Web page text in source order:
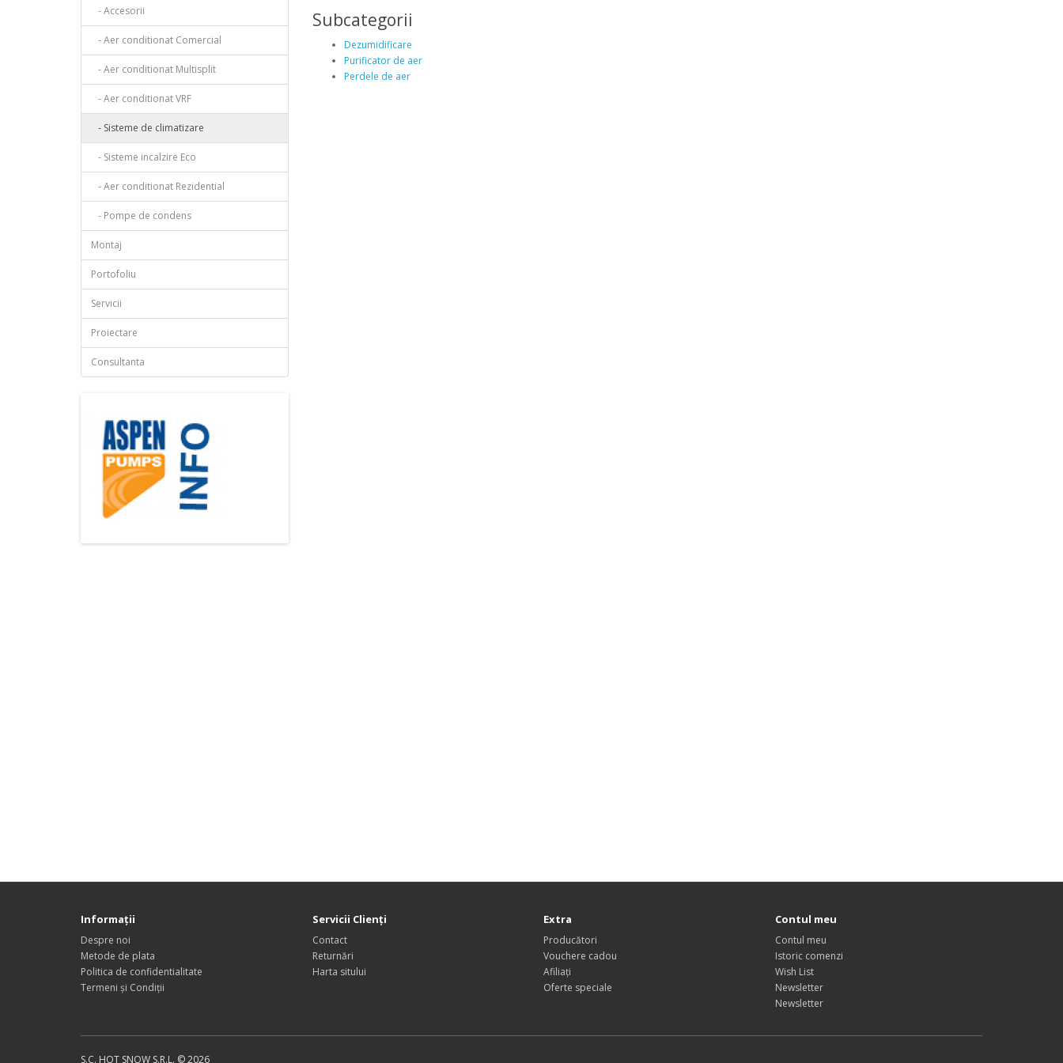
- Accesorii
- Aer conditionat Comercial
- Aer conditionat Multisplit
- Aer conditionat VRF
- Sisteme de climatizare
- Sisteme incalzire Eco
- Aer conditionat Rezidential
- Pompe de condens
Montaj
Portofoliu
Servicii
Proiectare
Consultanta
Subcategorii
Dezumidificare
Purificator de aer
Perdele de aer
Informaţii
Despre noi
Metode de plata
Politica de confidentialitate
Termeni și Condiții
Servicii Clienţi
Contact
Returnări
Harta sitului
Extra
Producători
Vouchere cadou
Afiliaţi
Oferte speciale
Contul meu
Contul meu
Istoric comenzi
Wish List
Newsletter
Newsletter
S.C. HOT SNOW S.R.L. © 2026